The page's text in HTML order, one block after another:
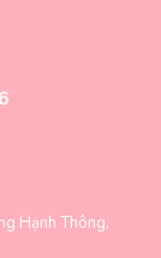
Hạnh Thông,